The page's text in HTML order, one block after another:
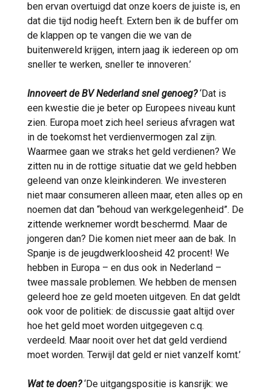
ben ervan overtuigd dat onze koers de juiste is, en
dat die tijd nodig heeft. Extern ben ik de buffer om
de klappen op te vangen die we van de
buitenwereld krijgen, intern jaag ik iedereen op om
sneller te werken, sneller te innoveren.’
Innoveert de BV Nederland snel genoeg?‘Dat is
een kwestie die je beter op Europees niveau kunt
zien. Europa moet zich heel serieus afvragen wat
in de toekomst het verdienvermogen zal zijn.
Waarmee gaan we straks het geld verdienen? We
zitten nu in de rottige situatie dat we geld hebben
geleend van onze kleinkinderen. We investeren
niet maar consumeren alleen maar, eten alles op en
noemen dat dan “behoud van werkgelegenheid”. De
zittende werknemer wordt beschermd. Maar de
jongeren dan? Die komen niet meer aan de bak. In
Spanje is de jeugdwerkloosheid 42 procent! We
hebben in Europa – en dus ook in Nederland –
twee massale problemen. We hebben de mensen
geleerd hoe ze geld moeten uitgeven. En dat geldt
ook voor de politiek: de discussie gaat altijd over
hoe het geld moet worden uitgegeven c.q.
verdeeld. Maar nooit over het dat geld verdiend
moet worden. Terwijl dat geld er niet vanzelf komt.’
Wat te doen?‘De uitgangspositie is kansrijk: we